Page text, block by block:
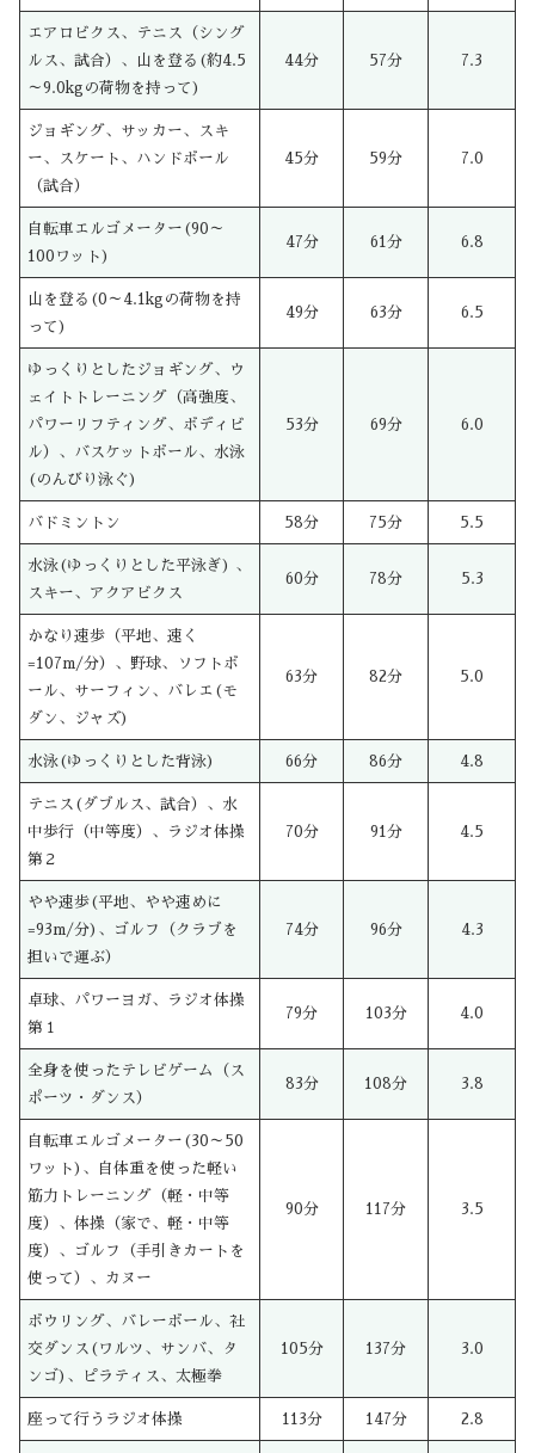
エアロビクス、テニス（シング
ルス、試合）、山を登る(約4.5
～9.0kgの荷物を持って)
44分 57分 7.3
ジョギング、サッカー、スキ
ー、スケート、ハンドボール
（試合）
45分 59分 7.0
自転車エルゴメーター(90～
100ワット)
47分 61分 6.8
山を登る(0～4.1kgの荷物を持
って)
49分 63分 6.5
ゆっくりとしたジョギング、ウ
ェイトトレーニング（高強度、
パワーリフティング、ボディビ
ル）、バスケットボール、水泳
(のんびり泳ぐ)
53分 69分 6.0
バドミントン 58分 75分 5.5
水泳(ゆっくりとした平泳ぎ) 、
スキー、アクアビクス
60分 78分 5.3
かなり速歩（平地、速く
=107m/分）、野球、ソフトボ
ール、サーフィン、バレエ(モ
ダン、ジャズ)
63分 82分 5.0
水泳(ゆっくりとした背泳) 66分 86分 4.8
テニス(ダブルス、試合）、水
中歩行（中等度）、ラジオ体操
第２
70分 91分 4.5
やや速歩(平地、やや速めに
=93m/分)、ゴルフ（クラブを
担いで運ぶ）
74分 96分 4.3
卓球、パワーヨガ、ラジオ体操
第１
79分 103分 4.0
全身を使ったテレビゲーム（ス
ポーツ・ダンス）
83分 108分 3.8
自転車エルゴメーター(30～50
ワット)、自体重を使った軽い
筋力トレーニング（軽・中等
度）、体操（家で、軽・中等
度）、ゴルフ（手引きカートを
使って）、カヌー
90分 117分 3.5
ボウリング、バレーボール、社
交ダンス(ワルツ、サンバ、タ
ンゴ)、ピラティス、太極拳
105分 137分 3.0
座って行うラジオ体操 113分 147分 2.8